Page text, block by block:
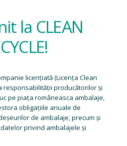
la CLEAN
licențiată (Licența Clean
responsabilității producătorilor și
pe piața româneasca ambalaje,
obligațiile anuale de
de ambalaje, precum și
privind ambalajele și